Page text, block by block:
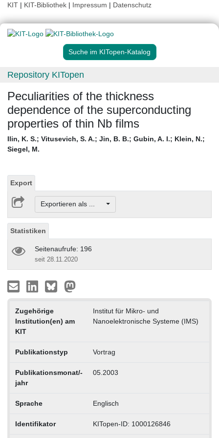
KIT | KIT-Bibliothek | Impressum | Datenschutz
Suche im KITopen-Katalog
Repository KITopen
Peculiarities of the thickness
dependence of the superconducting
properties of thin Nb films
Ilin, K. S.; Vitusevich, S. A.; Jin, B. B.; Gubin, A. I.; Klein, N.;
Siegel, M.
Export
Exportieren als ...
Statistiken
Seitenaufrufe: 196
seit 28.11.2020
Zugehörige
Institution(en) am
KIT
Institut für Mikro- und
Nanoelektronische Systeme (IMS)
Publikationstyp Vortrag
Publikationsmonat/-
jahr
05.2003
Sprache Englisch
Identifikator KITopen-ID: 1000126846